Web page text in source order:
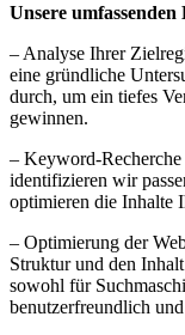
Unsere
– Analyse Ihrer
eine gründliche
durch, um ein tiefes
gewinnen.
– Keyword-
identifizieren wir
optimieren die Inhalte
– Optimierung der
Struktur und den
sowohl für
benutzerfreundlich